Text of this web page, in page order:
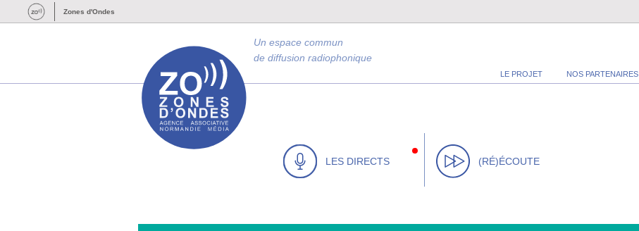
Zones d'Ondes
LE PROJET NOS PARTENAIRES
Un espace commun
de diffusion radiophonique
LES DIRECTS (RÉ)ÉCOUTE